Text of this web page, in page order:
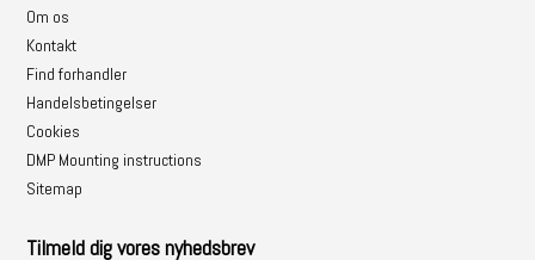
Om os
Kontakt
Find forhandler
Handelsbetingelser
Cookies
DMP Mounting instructions
Sitemap
Tilmeld dig vores nyhedsbrev